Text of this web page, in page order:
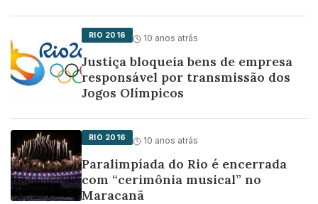
RIO 2016 10 anos atrás
Justiça bloqueia bens de empresa
responsável por transmissão dos
Jogos Olímpicos
RIO 2016 10 anos atrás
Paralimpíada do Rio é encerrada
com “cerimônia musical” no
Maracanã